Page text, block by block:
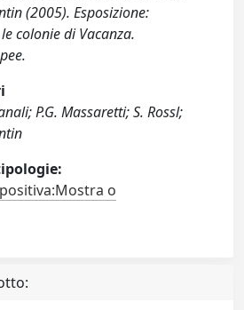
(2005). Esposizione:
colonie di Vacanza.
P.G. Massaretti; S. Rossl;
o